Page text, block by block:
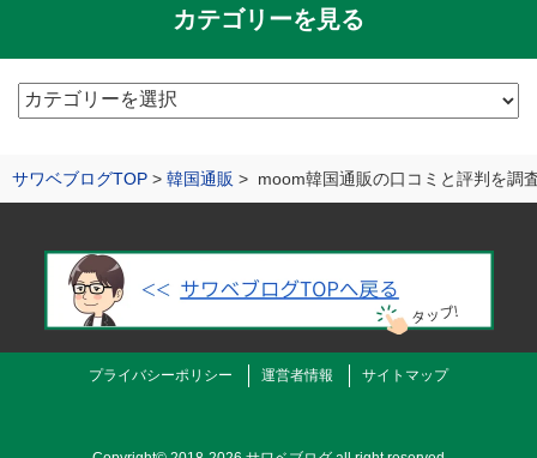
サワベブログTOP 韓国通販 moom韓国通販の口コミと評判を調
カテゴリーを見る
カ
リ
プライバシーポリシー 運営者情報 サイトマップ